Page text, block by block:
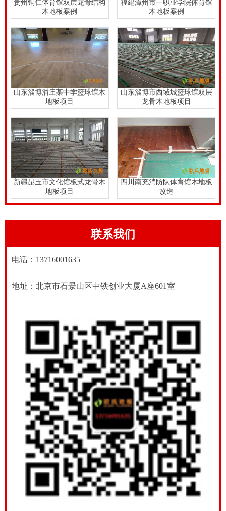
贵州铜仁体育馆双层龙骨结构
木地板案例
福建漳州市一职业学院体育馆
木地板案例
山东淄博潘庄某中学篮球馆木
地板项目
山东淄博市西域城篮球馆双层
龙骨木地板项目
新疆昆玉市文化馆板式龙骨木
地板项目
四川南充消防队体育馆木地板
改造
联系我们
电话：13716001635
地址：北京市石景山区中铁创业大厦A座601室